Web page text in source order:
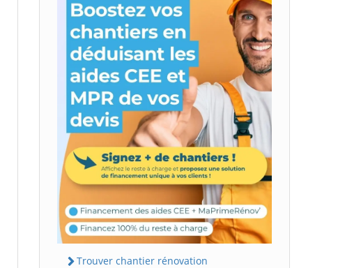
Trouver chantier rénovation